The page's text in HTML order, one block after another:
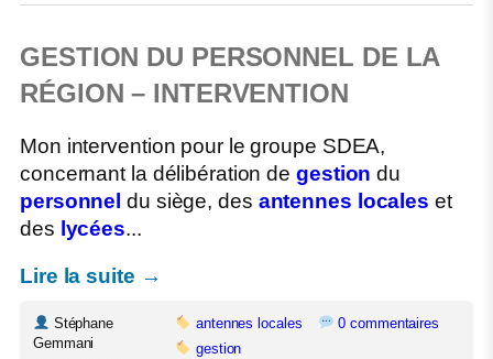
GESTION DU PERSONNEL DE LA
RÉGION – INTERVENTION
Mon intervention pour le groupe SDEA,
concernant la délibération de gestion du
personnel du siège, des antennes locales et
des lycées...
Lire la suite →
Stéphane
Gemmani
antennes locales
gestion
0 commentaires